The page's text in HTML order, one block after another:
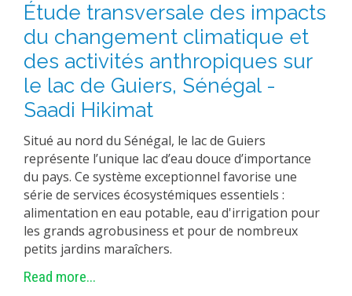
Étude transversale des impacts
du changement climatique et
des activités anthropiques sur
le lac de Guiers, Sénégal -
Saadi Hikimat
Situé au nord du Sénégal, le lac de Guiers
représente l’unique lac d’eau douce d’importance
du pays. Ce système exceptionnel favorise une
série de services écosystémiques essentiels :
alimentation en eau potable, eau d'irrigation pour
les grands agrobusiness et pour de nombreux
petits jardins maraîchers.
Read more...